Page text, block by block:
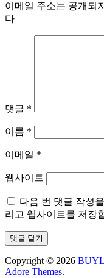
이메일 주소는 공개되
다
댓글 *
이름 *
이메일 *
웹사이트
다음 번 댓글 작성
리고 웹사이트를 저장
Copyright © 2026
Adore Themes.